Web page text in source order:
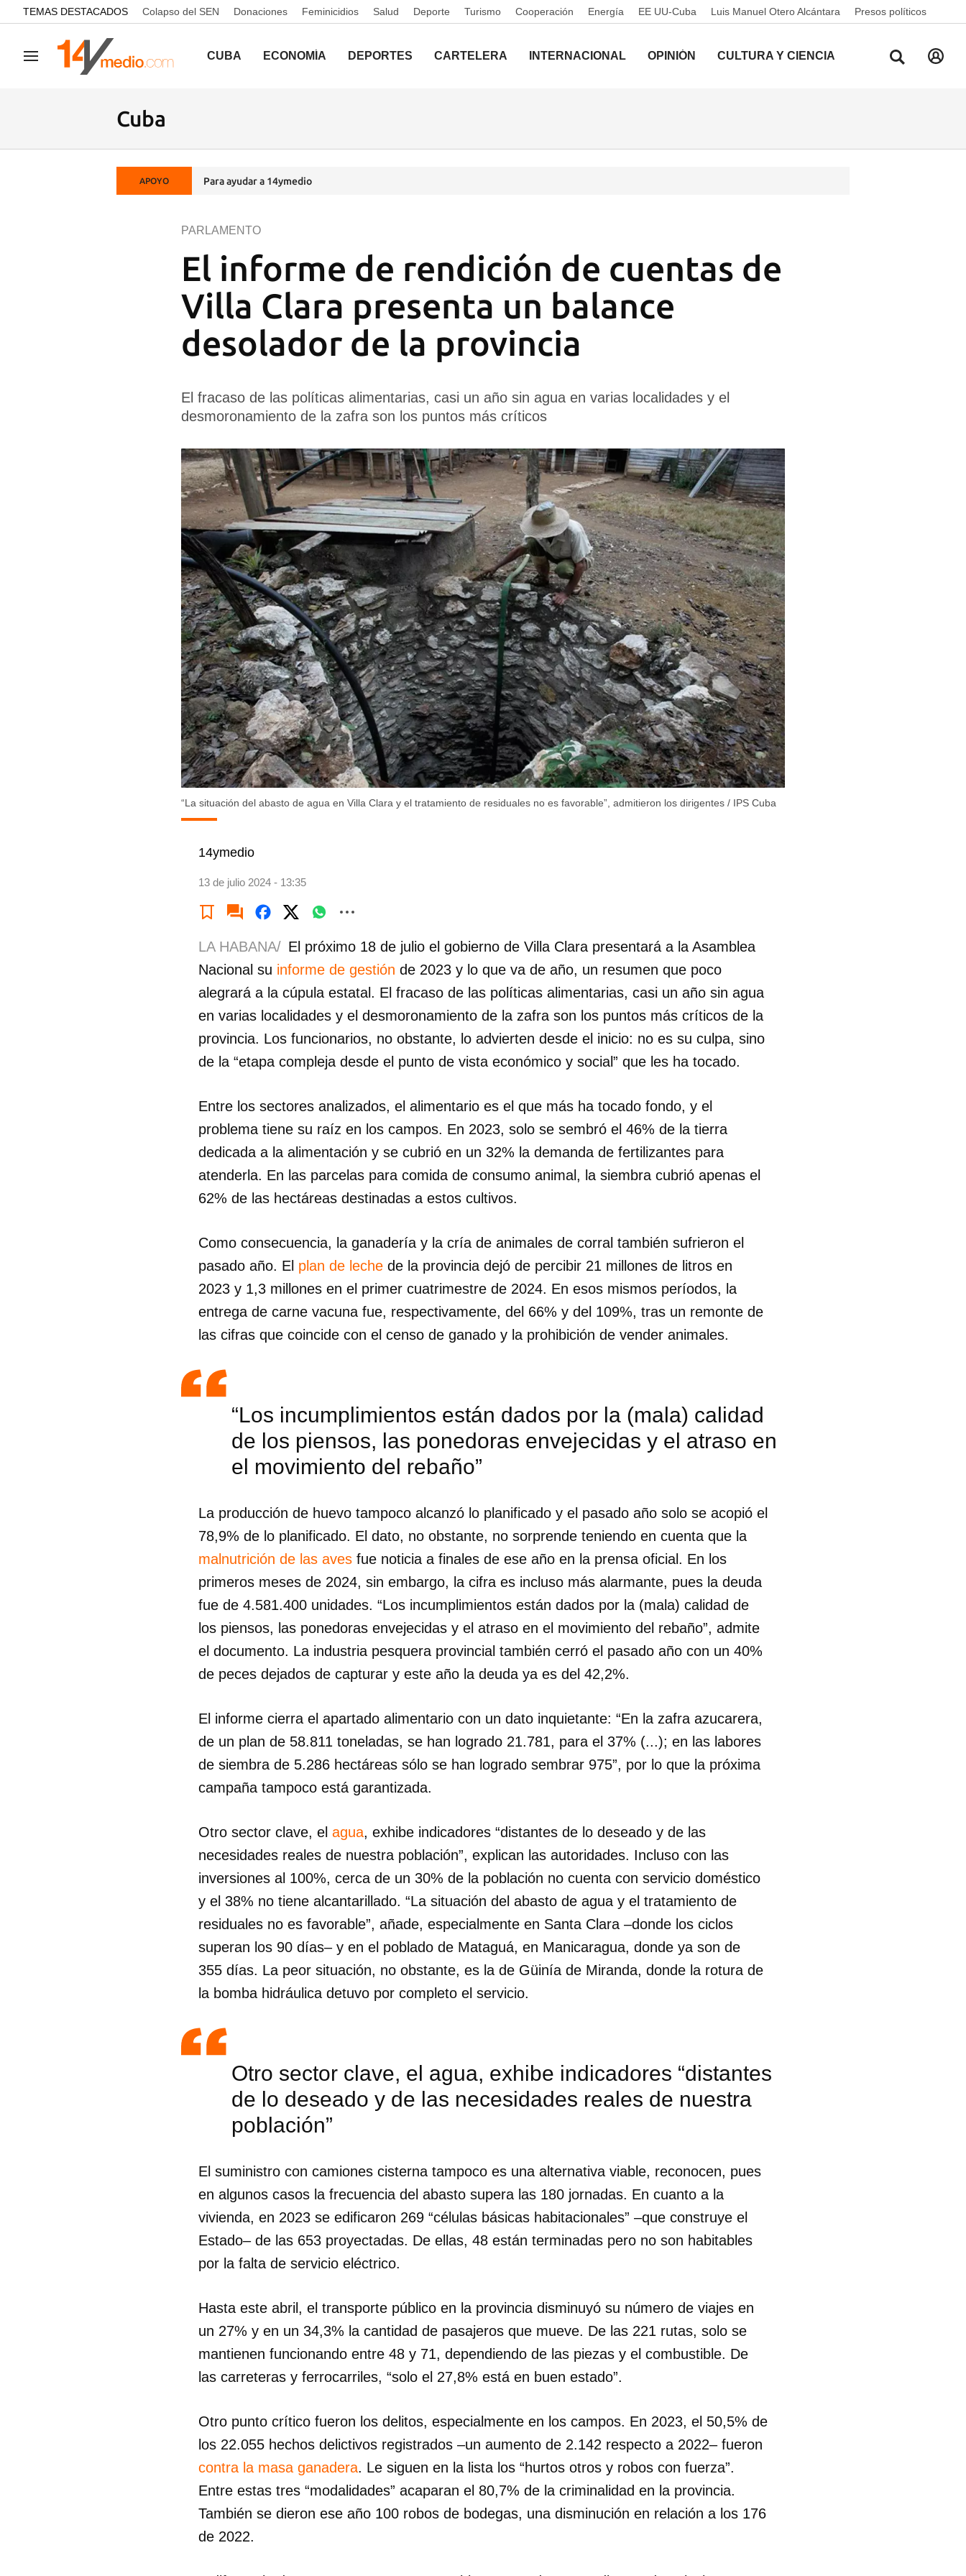
common.go-to-content
TEMAS DESTACADOS Colapso del SEN Donaciones Feminicidios Salud Deporte Turismo Cooperación Energía EE UU-Cuba Luis Manuel Otero Alcántara Presos políticos
Navegación CUBA ECONOMÍA DEPORTES CARTELERA INTERNACIONAL OPINIÓN CULTURA Y CIENCIA
Cuba
APOYO Para ayudar a 14ymedio
El informe de rendición de cuentas de
Villa Clara presenta un balance
desolador de la provincia
PARLAMENTO
El fracaso de las políticas alimentarias, casi un año sin agua en varias localidades y el
desmoronamiento de la zafra son los puntos más críticos
“La situación del abasto de agua en Villa Clara y el tratamiento de residuales no es favorable”, admitieron los dirigentes / IPS Cuba
14ymedio
13 de julio 2024 - 13:35
Guardar como favorito
Para poder guardar como favorito, primero has de iniciar sesión con tu
cuenta de 14ymedio.
INICIAR SESIÓN CANCELAR
LA HABANA/ El próximo 18 de julio el gobierno de Villa Clara presentará a la Asamblea
Nacional su informe de gestión de 2023 y lo que va de año, un resumen que poco
alegrará a la cúpula estatal. El fracaso de las políticas alimentarias, casi un año sin agua
en varias localidades y el desmoronamiento de la zafra son los puntos más críticos de la
provincia. Los funcionarios, no obstante, lo advierten desde el inicio: no es su culpa, sino
de la “etapa compleja desde el punto de vista económico y social” que les ha tocado.
Entre los sectores analizados, el alimentario es el que más ha tocado fondo, y el
problema tiene su raíz en los campos. En 2023, solo se sembró el 46% de la tierra
dedicada a la alimentación y se cubrió en un 32% la demanda de fertilizantes para
atenderla. En las parcelas para comida de consumo animal, la siembra cubrió apenas el
62% de las hectáreas destinadas a estos cultivos.
Como consecuencia, la ganadería y la cría de animales de corral también sufrieron el
pasado año. El plan de leche de la provincia dejó de percibir 21 millones de litros en
2023 y 1,3 millones en el primer cuatrimestre de 2024. En esos mismos períodos, la
entrega de carne vacuna fue, respectivamente, del 66% y del 109%, tras un remonte de
las cifras que coincide con el censo de ganado y la prohibición de vender animales.
“Los incumplimientos están dados por la (mala) calidad
de los piensos, las ponedoras envejecidas y el atraso en
el movimiento del rebaño”
La producción de huevo tampoco alcanzó lo planificado y el pasado año solo se acopió el
78,9% de lo planificado. El dato, no obstante, no sorprende teniendo en cuenta que la
malnutrición de las aves fue noticia a finales de ese año en la prensa oficial. En los
primeros meses de 2024, sin embargo, la cifra es incluso más alarmante, pues la deuda
fue de 4.581.400 unidades. “Los incumplimientos están dados por la (mala) calidad de
los piensos, las ponedoras envejecidas y el atraso en el movimiento del rebaño”, admite
el documento. La industria pesquera provincial también cerró el pasado año con un 40%
de peces dejados de capturar y este año la deuda ya es del 42,2%.
El informe cierra el apartado alimentario con un dato inquietante: “En la zafra azucarera,
de un plan de 58.811 toneladas, se han logrado 21.781, para el 37% (...); en las labores
de siembra de 5.286 hectáreas sólo se han logrado sembrar 975”, por lo que la próxima
campaña tampoco está garantizada.
Otro sector clave, el agua, exhibe indicadores “distantes de lo deseado y de las
necesidades reales de nuestra población”, explican las autoridades. Incluso con las
inversiones al 100%, cerca de un 30% de la población no cuenta con servicio doméstico
y el 38% no tiene alcantarillado. “La situación del abasto de agua y el tratamiento de
residuales no es favorable”, añade, especialmente en Santa Clara –donde los ciclos
superan los 90 días– y en el poblado de Mataguá, en Manicaragua, donde ya son de
355 días. La peor situación, no obstante, es la de Güinía de Miranda, donde la rotura de
la bomba hidráulica detuvo por completo el servicio.
Otro sector clave, el agua, exhibe indicadores “distantes
de lo deseado y de las necesidades reales de nuestra
población”
El suministro con camiones cisterna tampoco es una alternativa viable, reconocen, pues
en algunos casos la frecuencia del abasto supera las 180 jornadas. En cuanto a la
vivienda, en 2023 se edificaron 269 “células básicas habitacionales” –que construye el
Estado– de las 653 proyectadas. De ellas, 48 están terminadas pero no son habitables
por la falta de servicio eléctrico.
Hasta este abril, el transporte público en la provincia disminuyó su número de viajes en
un 27% y en un 34,3% la cantidad de pasajeros que mueve. De las 221 rutas, solo se
mantienen funcionando entre 48 y 71, dependiendo de las piezas y el combustible. De
las carreteras y ferrocarriles, “solo el 27,8% está en buen estado”.
Otro punto crítico fueron los delitos, especialmente en los campos. En 2023, el 50,5% de
los 22.055 hechos delictivos registrados –un aumento de 2.142 respecto a 2022– fueron
contra la masa ganadera. Le siguen en la lista los “hurtos otros y robos con fuerza”.
Entre estas tres “modalidades” acaparan el 80,7% de la criminalidad en la provincia.
También se dieron ese año 100 robos de bodegas, una disminución en relación a los 176
de 2022.